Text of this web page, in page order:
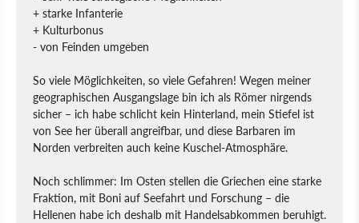
+ starke Infanterie
+ Kulturbonus
- von Feinden umgeben
So viele Möglichkeiten, so viele Gefahren! Wegen meiner
geographischen Ausgangslage bin ich als Römer nirgends
sicher – ich habe schlicht kein Hinterland, mein Stiefel ist
von See her überall angreifbar, und diese Barbaren im
Norden verbreiten auch keine Kuschel-Atmosphäre.
Noch schlimmer: Im Osten stellen die Griechen eine starke
Fraktion, mit Boni auf Seefahrt und Forschung – die
Hellenen habe ich deshalb mit Handelsabkommen beruhigt.